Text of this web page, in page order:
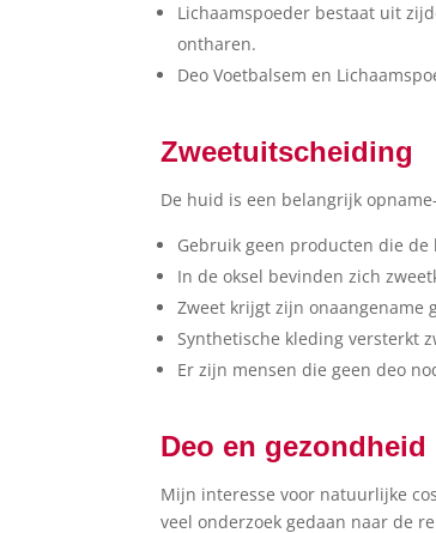
Lichaamspoeder bestaat uit
ontharen.
Deo Voetbalsem en
Zweetuitscheiding
De huid is een belangrijk
Gebruik geen producten die
In de oksel bevinden zich
Zweet krijgt zijn onaangename
Synthetische kleding versterkt
Er zijn mensen die geen deo
Deo en gezondheid
Mijn interesse voor natuurlijke
veel onderzoek gedaan naar de